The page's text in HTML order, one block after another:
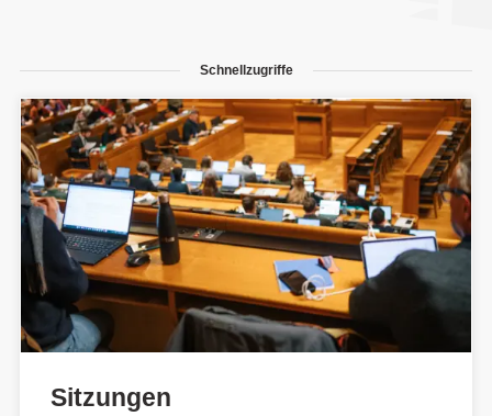
Schnellzugriffe
Sitzungen